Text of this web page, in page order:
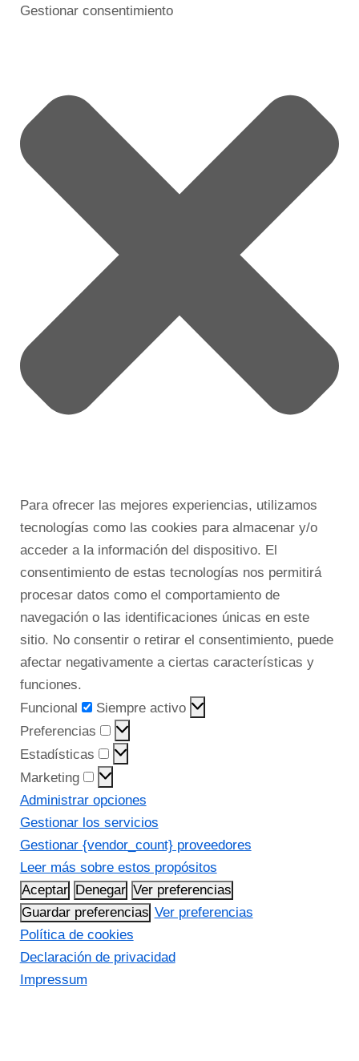
Gestionar consentimiento
Para ofrecer las mejores experiencias, utilizamos
tecnologías como las cookies para almacenar y/o
acceder a la información del dispositivo. El
consentimiento de estas tecnologías nos permitirá
procesar datos como el comportamiento de
navegación o las identificaciones únicas en este
sitio. No consentir o retirar el consentimiento, puede
afectar negativamente a ciertas características y
funciones.
Funcional
Siempre activo
Preferencias
Estadísticas
Marketing
Administrar opciones
Gestionar los servicios
Gestionar {vendor_count} proveedores
Leer más sobre estos propósitos
Aceptar Denegar Ver preferencias
Guardar preferencias Ver preferencias
Política de cookies
Declaración de privacidad
Impressum